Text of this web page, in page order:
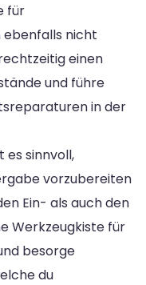
für
nicht
einen
und führe
in der
es sinnvoll,
vorzubereiten
Ein- als auch den
Werkzeugkiste für
besorge
du